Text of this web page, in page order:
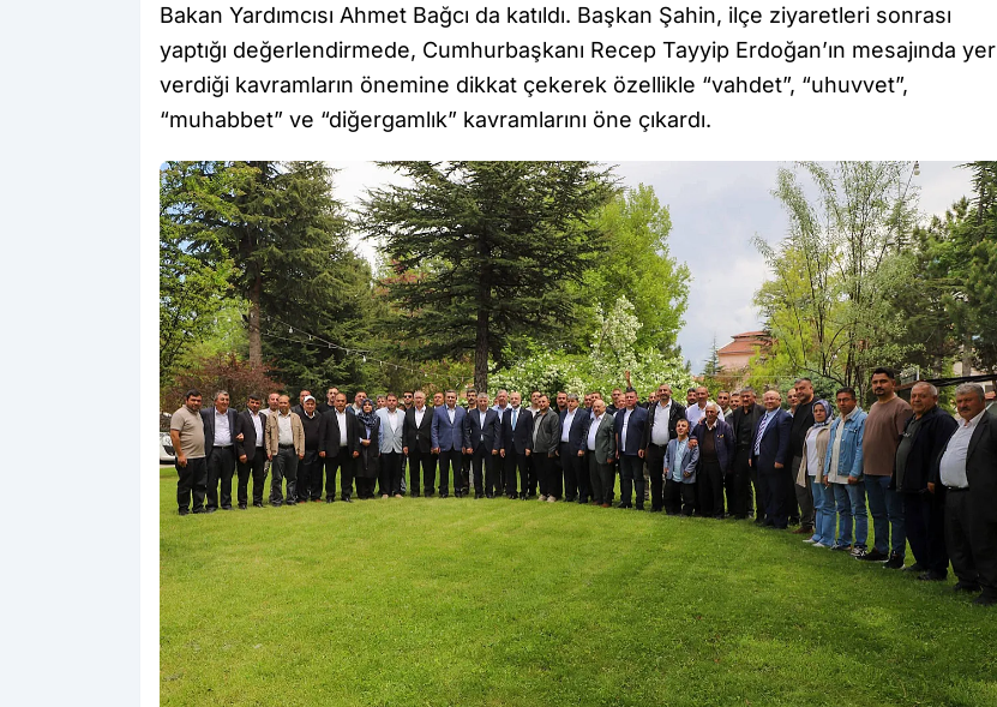
Bakan Yardımcısı Ahmet Bağcı da katıldı. Başkan Şahin, ilçe ziyaretleri sonrası
yaptığı değerlendirmede, Cumhurbaşkanı Recep Tayyip Erdoğan’ın mesajında yer
verdiği kavramların önemine dikkat çekerek özellikle “vahdet”, “uhuvvet”,
“muhabbet” ve “diğergamlık” kavramlarını öne çıkardı.